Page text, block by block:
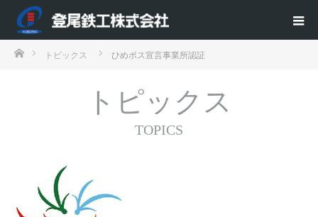
ホームトピックス ひめボス宣言事業所認証
トピックス
TOPICS